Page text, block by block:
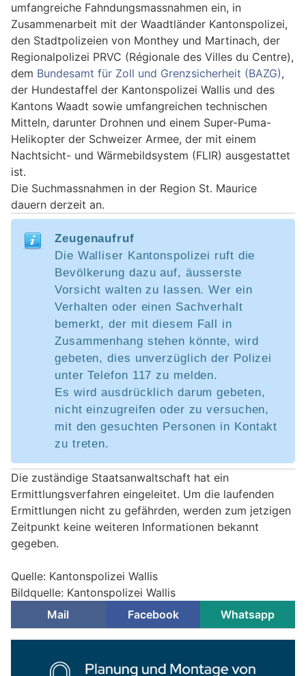
umfangreiche Fahndungsmassnahmen ein, in
Zusammenarbeit mit der Waadtländer Kantonspolizei,
den Stadtpolizeien von Monthey und Martinach, der
Regionalpolizei PRVC (Régionale des Villes du Centre),
dem Bundesamt für Zoll und Grenzsicherheit (BAZG),
der Hundestaffel der Kantonspolizei Wallis und des
Kantons Waadt sowie umfangreichen technischen
Mitteln, darunter Drohnen und einem Super-Puma-
Helikopter der Schweizer Armee, der mit einem
Nachtsicht- und Wärmebildsystem (FLIR) ausgestattet
ist.
Die Suchmassnahmen in der Region St. Maurice
dauern derzeit an.
Zeugenaufruf
Die Walliser Kantonspolizei ruft die
Bevölkerung dazu auf, äusserste
Vorsicht walten zu lassen. Wer ein
Verhalten oder einen Sachverhalt
bemerkt, der mit diesem Fall in
Zusammenhang stehen könnte, wird
gebeten, dies unverzüglich der Polizei
unter Telefon 117 zu melden.
Es wird ausdrücklich darum gebeten,
nicht einzugreifen oder zu versuchen,
mit den gesuchten Personen in Kontakt
zu treten.
Die zuständige Staatsanwaltschaft hat ein
Ermittlungsverfahren eingeleitet. Um die laufenden
Ermittlungen nicht zu gefährden, werden zum jetzigen
Zeitpunkt keine weiteren Informationen bekannt
gegeben.
Quelle: Kantonspolizei Wallis
Bildquelle: Kantonspolizei Wallis
Mail
Facebook Whatsapp